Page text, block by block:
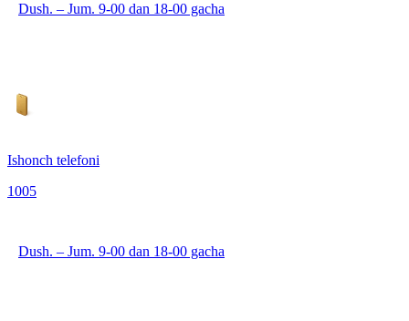
Dush. – Jum. 9-00 dan 18-00 gacha
Ishonch telefoni
1005
Dush. – Jum. 9-00 dan 18-00 gacha